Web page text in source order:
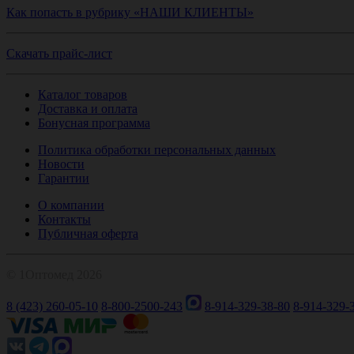
Как попасть в рубрику «НАШИ КЛИЕНТЫ»
Скачать прайс-лист
Каталог товаров
Доставка и оплата
Бонусная программа
Политика обработки персональных данных
Новости
Гарантии
О компании
Контакты
Публичная оферта
8 (423) 260-05-10 8-800-2500-243 8-914-329-38-80 8-914-329-